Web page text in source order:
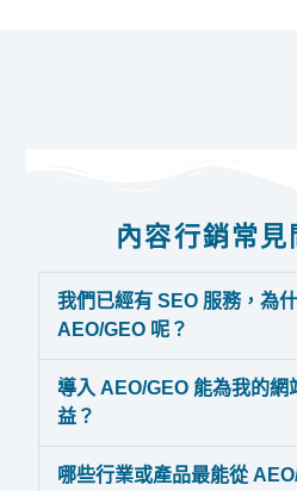
內容行銷常
我們已經有 SEO 服務，為
AEO/GEO 呢？
導入 AEO/GEO 能為我的網
益？
哪些行業或產品最能從